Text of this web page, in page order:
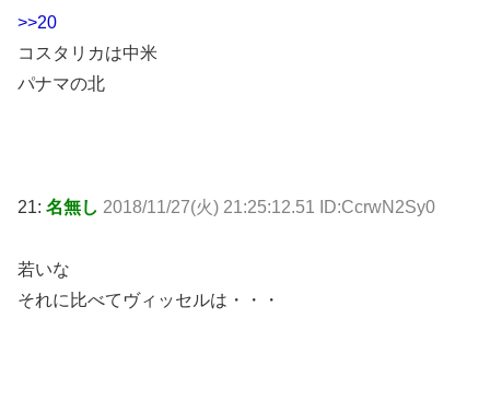
>>20
コスタリカは中米
パナマの北
21: 名無し 2018/11/27(火) 21:25:12.51 ID:CcrwN2Sy0
若いな
それに比べてヴィッセルは・・・